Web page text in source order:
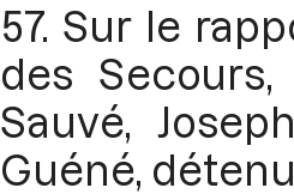
57. Sur le
des
Sauvé,
Guéné,